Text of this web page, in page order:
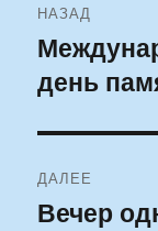
по
записям
НАЗАД
Предыдущая
запись:
день
ДАЛЕЕ
Следующая
Вечер